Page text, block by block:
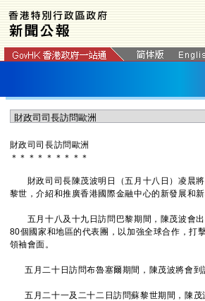
財政司司長訪問歐洲
＊ ＊ ＊ ＊ ＊ ＊ ＊ ＊ ＊
財政司司長陳茂波明日（五月十八日）凌晨將
黎世，介紹和推廣香港國際金融中心的新發展和
五月十八及十九日訪問巴黎期間，陳茂波會出
80個國家和地區的代表團，以加強全球合作，打
領袖會面。
五月二十日訪問布魯塞爾期間，陳茂波將會到
五月二十一及二十二日訪問蘇黎世期間，陳茂